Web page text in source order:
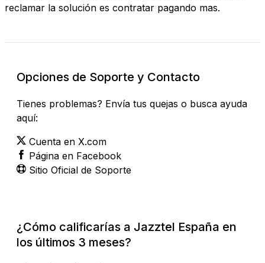
reclamar la solución es contratar pagando mas.
Opciones de Soporte y Contacto
Tienes problemas? Envía tus quejas o busca ayuda
aquí:
Cuenta en X.com
Página en Facebook
Sitio Oficial de Soporte
¿Cómo calificarías a Jazztel España en
los últimos 3 meses?